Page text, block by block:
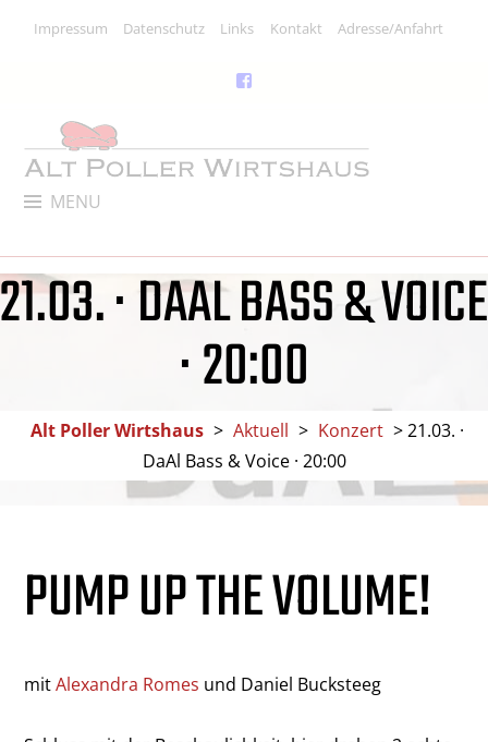
Impressum Datenschutz Links Kontakt Adresse/Anfahrt
ALT POLLER WIRTSHAUS
Kneipe, Restaurant & Kulturlokal
MENU
21.03. · DAAL BASS & VOICE
· 20:00
Alt Poller Wirtshaus > Aktuell > Konzert >21.03. ·
DaAl Bass & Voice · 20:00
PUMP UP THE VOLUME!
mitAlexandra Romes und Daniel Bucksteeg